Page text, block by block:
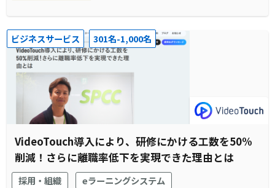
ビジネスサービス 301名-1,000名
VideoTouch導入により、研修にかける工数を50%
削減！さらに離職率低下を実現できた理由とは
採用・組織 eラーニングシステム